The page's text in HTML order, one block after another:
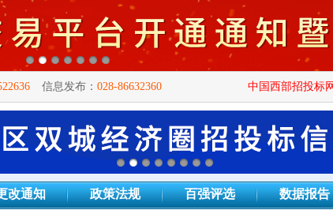
信息发布： 028-86632360 中国西部招投标
改通知 政策法规 百强评选 数据报告